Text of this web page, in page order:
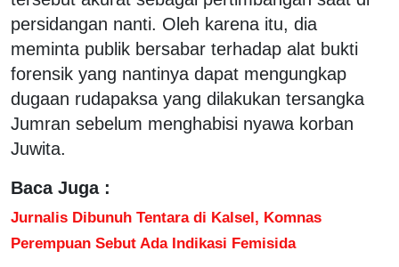
persidangan nanti. Oleh karena itu, dia
meminta publik bersabar terhadap alat bukti
forensik yang nantinya dapat mengungkap
dugaan rudapaksa yang dilakukan tersangka
Jumran sebelum menghabisi nyawa korban
Juwita.
Baca Juga :
Jurnalis Dibunuh Tentara di Kalsel, Komnas
Perempuan Sebut Ada Indikasi Femisida